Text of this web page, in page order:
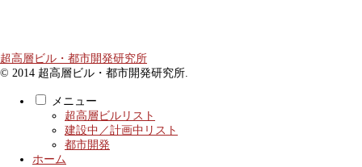
超高層ビル・都市開発研究所
© 2014 超高層ビル・都市開発研究所.
メニュー
超高層ビルリスト
建設中／計画中リスト
都市開発
ホーム